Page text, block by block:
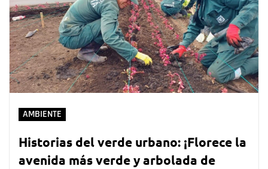
AMBIENTE
Historias del verde urbano: ¡Florece la
avenida más verde y arbolada de